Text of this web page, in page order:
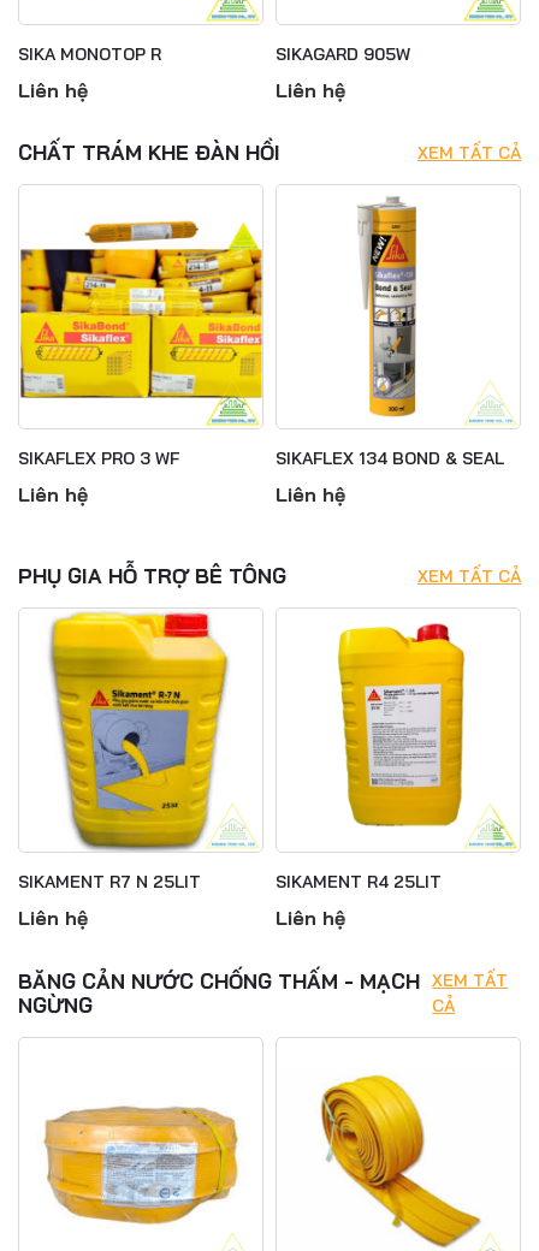
SIKA MONOTOP R
Liên hệ
SIKAGARD 905W
Liên hệ
CHẤT TRÁM KHE ĐÀN HỒI XEM TẤT CẢ
SIKAFLEX PRO 3 WF
Liên hệ
SIKAFLEX 134 BOND & SEAL
Liên hệ
PHỤ GIA HỖ TRỢ BÊ TÔNG XEM TẤT CẢ
SIKAMENT R7 N 25LIT
Liên hệ
SIKAMENT R4 25LIT
Liên hệ
BĂNG CẢN NƯỚC CHỐNG THẤM - MẠCH
NGỪNG
XEM TẤT
CẢ